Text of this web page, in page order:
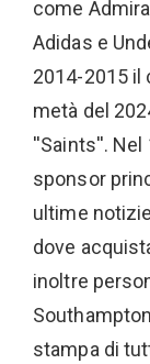
come
Adidas e
2014-2015 il
metà del
''Saints''. Nel
sponsor
ultime
dove
inoltre
stampa di